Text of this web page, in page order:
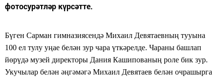
фотосурәтләр күрсәтте.
Бүген Сарман гимназиясендә Михаил Девятаевның тууына
100 ел тулу уңае белән зур чара үткәрелде. Чараны башлап
йөрүдә музей директоры Дания Кашипованың роле бик зур.
Укучылар белән әңгәмәгә Михаил Девятаев белән очрашырга